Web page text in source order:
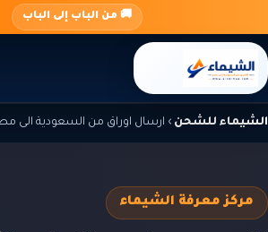
المحتوى
🚚 من الباب إلى الباب
الشيماء للشحن › ارسال اوراق من السعودية الى
مركز معرفة الشيماء